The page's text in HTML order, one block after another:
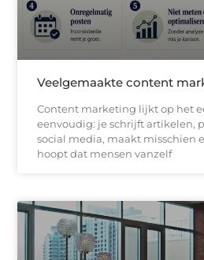
Veelgemaakte content
Content marketing lijkt op het
eenvoudig: je schrijft artikelen,
social media, maakt misschien
hoopt dat mensen vanzelf